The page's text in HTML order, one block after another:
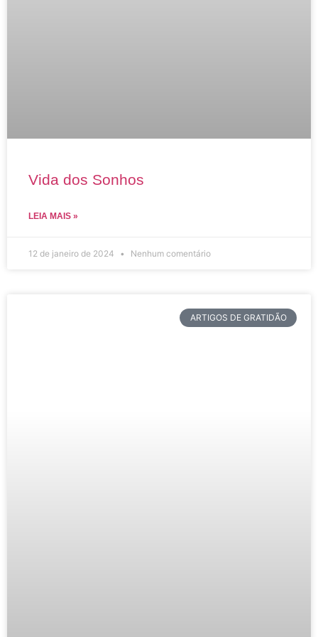
Vida dos Sonhos
LEIA MAIS »
12 de janeiro de 2024 Nenhum comentário
ARTIGOS DE GRATIDÃO